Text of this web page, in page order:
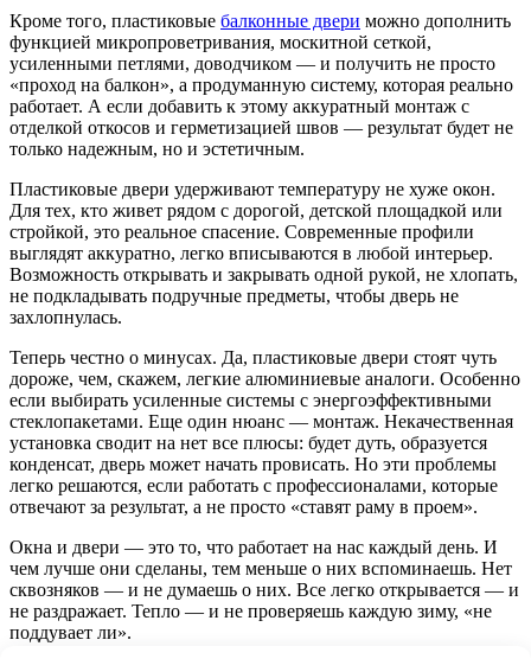
Кроме того, пластиковые балконные двери можно дополнить
функцией микропроветривания, москитной сеткой,
усиленными петлями, доводчиком — и получить не просто
«проход на балкон», а продуманную систему, которая реально
работает. А если добавить к этому аккуратный монтаж с
отделкой откосов и герметизацией швов — результат будет не
только надежным, но и эстетичным.
Пластиковые двери удерживают температуру не хуже окон.
Для тех, кто живет рядом с дорогой, детской площадкой или
стройкой, это реальное спасение. Современные профили
выглядят аккуратно, легко вписываются в любой интерьер.
Возможность открывать и закрывать одной рукой, не хлопать,
не подкладывать подручные предметы, чтобы дверь не
захлопнулась.
Теперь честно о минусах. Да, пластиковые двери стоят чуть
дороже, чем, скажем, легкие алюминиевые аналоги. Особенно
если выбирать усиленные системы с энергоэффективными
стеклопакетами. Еще один нюанс — монтаж. Некачественная
установка сводит на нет все плюсы: будет дуть, образуется
конденсат, дверь может начать провисать. Но эти проблемы
легко решаются, если работать с профессионалами, которые
отвечают за результат, а не просто «ставят раму в проем».
Окна и двери — это то, что работает на нас каждый день. И
чем лучше они сделаны, тем меньше о них вспоминаешь. Нет
сквозняков — и не думаешь о них. Все легко открывается — и
не раздражает. Тепло — и не проверяешь каждую зиму, «не
поддувает ли».